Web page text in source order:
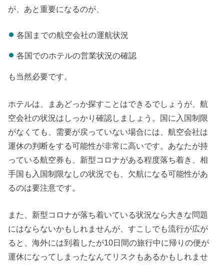
が、あと重要になるのが、
各国までの航空会社の運航状況
各国でのホテルの営業状況の確認
も当然必要です。
ホテルは、まあどっか探すことはできるでしょうが、航
空会社の状況はしっかり確認しましょう。国に入国制限
がなくても、需要が戻っていない場合には、航空会社は
運休の判断をする可能性が非常に高いです。あなたが持
っている航空券も、新型コロナがある程度落ち着き、相
手国も入国制限なしの状況でも、欠航になる可能性があ
るのは要注意です。
また、新型コロナが落ち着いている状況なら大きな問題
にはならないかもしれませんが、すこしでも流行が広が
ると、海外には到着したが10日間の旅行中に帰りの便が
運休になってしまったなんてリスクもあるかもしれませ